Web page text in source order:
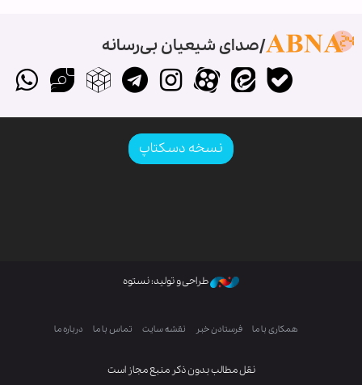
صدای شیعیان بی‌رسانه
نسخه دسکتاپ
نقل مطالب بدون ذکر منبع مجاز است
طراحی و تولید: نستوه
همکاری با ما فرستادن خبر نقشه سایت تماس با ما درباره ما